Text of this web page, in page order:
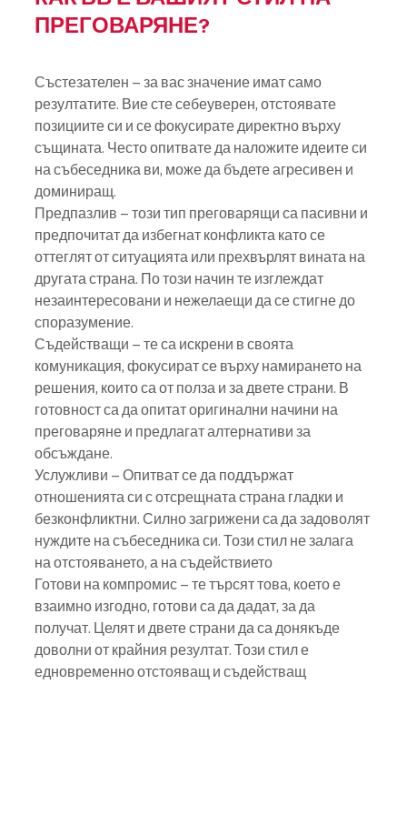
ПРЕГОВАРЯНЕ?
Състезателен – за вас значение имат само
резултатите. Вие сте себеуверен, отстоявате
позициите си и се фокусирате директно върху
същината. Често опитвате да наложите идеите си
на събеседника ви, може да бъдете агресивен и
доминиращ.
Предпазлив – този тип преговарящи са пасивни и
предпочитат да избегнат конфликта като се
оттеглят от ситуацията или прехвърлят вината на
другата страна. По този начин те изглеждат
незаинтересовани и нежелаещи да се стигне до
споразумение.
Съдействащи – те са искрени в своята
комуникация, фокусират се върху намирането на
решения, които са от полза и за двете страни. В
готовност са да опитат оригинални начини на
преговаряне и предлагат алтернативи за
обсъждане.
Услужливи – Опитват се да поддържат
отношенията си с отсрещната страна гладки и
безконфликтни. Силно загрижени са да задоволят
нуждите на събеседника си. Този стил не залага
на отстояването, а на съдействието
Готови на компромис – те търсят това, което е
взаимно изгодно, готови са да дадат, за да
получат. Целят и двете страни да са донякъде
доволни от крайния резултат. Този стил е
едновременно отстояващ и съдействащ